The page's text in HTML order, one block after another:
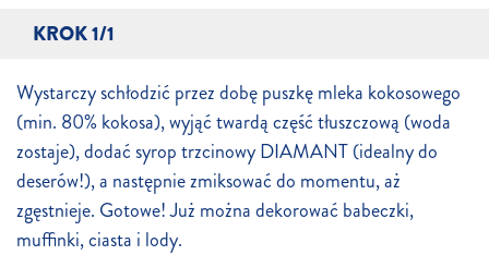
KROK 1/1
Wystarczy schłodzić przez dobę puszkę mleka kokosowego
(min. 80% kokosa), wyjąć twardą część tłuszczową (woda
zostaje), dodać syrop trzcinowy DIAMANT (idealny do
deserów!), a następnie zmiksować do momentu, aż
zgęstnieje. Gotowe! Już można dekorować babeczki,
muffinki, ciasta i lody.